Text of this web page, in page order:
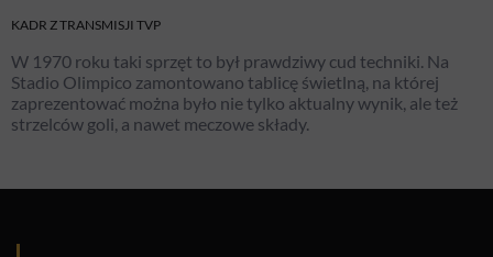
KADR Z TRANSMISJI TVP
W 1970 roku taki sprzęt to był prawdziwy cud techniki. Na
Stadio Olimpico zamontowano tablicę świetlną, na której
zaprezentować można było nie tylko aktualny wynik, ale też
strzelców goli, a nawet meczowe składy.